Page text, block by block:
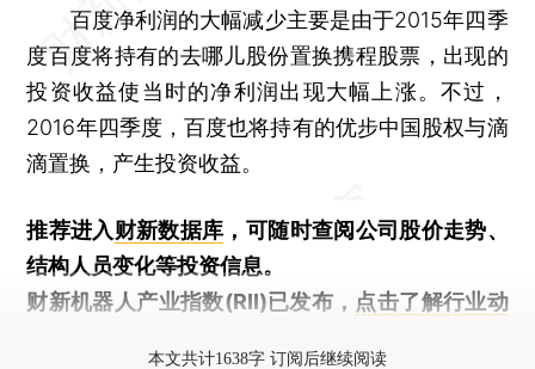
百度净利润的大幅减少主要是由于2015年四季
度百度将持有的去哪儿股份置换携程股票，出现的
投资收益使当时的净利润出现大幅上涨。不过，
2016年四季度，百度也将持有的优步中国股权与滴
滴置换，产生投资收益。
推荐进入财新数据库 ，可随时查阅公司股价走势、
结构人员变化等投资信息。
财新机器人产业指数(RII)已发布， 点击了解行业动
本文共计1638字 订阅后继续阅读